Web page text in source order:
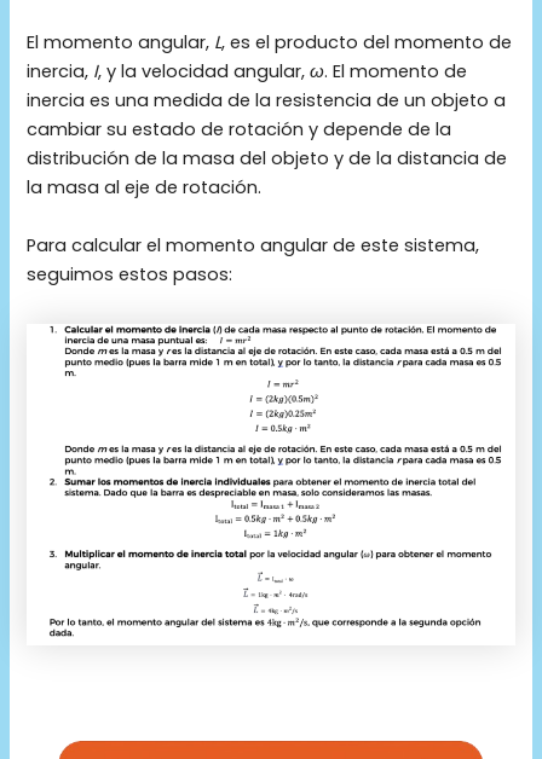
El momento angular, L, es el producto del momento de
inercia, I, y la velocidad angular,ω. El momento de
inercia es una medida de la resistencia de un objeto a
cambiar su estado de rotación y depende de la
distribución de la masa del objeto y de la distancia de
la masa al eje de rotación.
Para calcular el momento angular de este sistema,
seguimos estos pasos: